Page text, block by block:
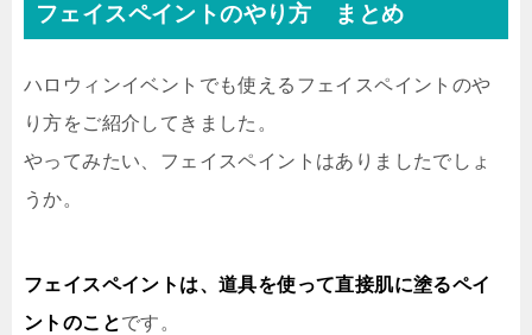
フェイスペイントのやり方 まとめ
ハロウィンイベントでも使えるフェイスペイントのや
り方をご紹介してきました。
やってみたい、フェイスペイントはありましたでしょ
うか。
フェイスペイントは、道具を使って直接肌に塗るペイ
ントのことです。